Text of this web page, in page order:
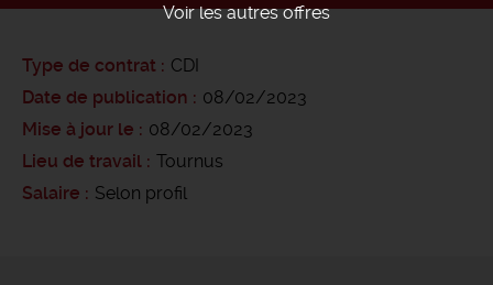
Voir les autres offres
Type de contrat
CDI
Date de publication
08/02/2023
Mise à jour le
08/02/2023
Lieu de travail
Tournus
Salaire
Selon profil